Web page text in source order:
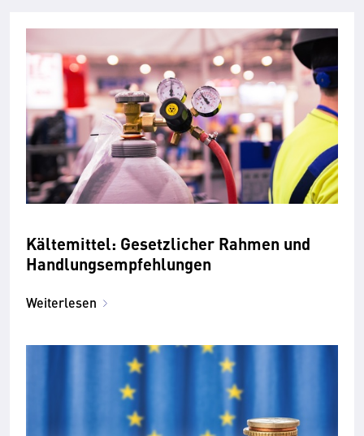
Kältemittel: Gesetzlicher Rahmen und
Handlungsempfehlungen
Weiterlesen